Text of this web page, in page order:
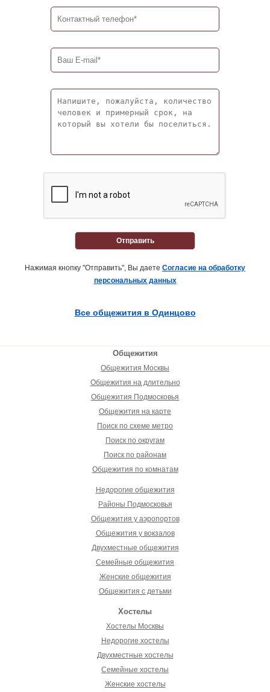
Отправить
Нажимая кнопку "Отправить", Вы даете Согласие на обработку
персональных данных
Все общежития в Одинцово
Общежития
Общежития Москвы
Общежития на длительно
Общежития Подмосковья
Общежития на карте
Поиск по схеме метро
Поиск по округам
Поиск по районам
Общежития по комнатам
Недорогие общежития
Районы Подмосковья
Общежития у аэропортов
Общежития у вокзалов
Двухместные общежития
Семейные общежития
Женские общежития
Общежития с детьми
Хостелы
Хостелы Москвы
Недорогие хостелы
Двухместные хостелы
Семейные хостелы
Женские хостелы